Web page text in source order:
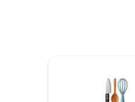
Bekväma sängar